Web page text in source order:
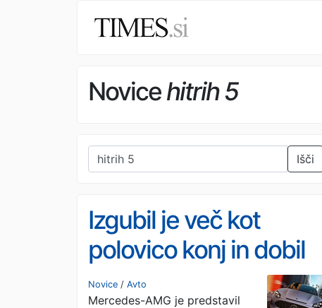
Novicehitrih 5
Išči
Izgubil je več kot
polovico konj in dobil
šestvaljni zvok
Novice / Avto
Mercedes-AMG je predstavil